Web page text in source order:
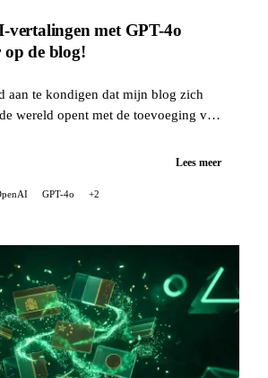
vertalingen met GPT-4o
op de blog!
aan te kondigen dat mijn blog zich
wereld opent met de toevoeging van
Lees meer
GPT-4o +2